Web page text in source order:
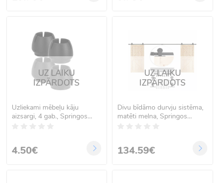
UZ LAIKU
IZPĀRDOTS
Uzliekami mēbeļu kāju
aizsargi, 4 gab., Springos
4.50€
UZ LAIKU
IZPĀRDOTS
Divu bīdāmo durvju sistēma,
matēti melna, Springos
134.59€